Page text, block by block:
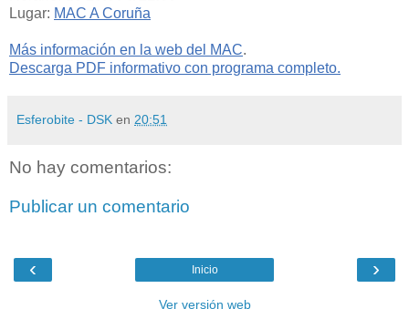
Lugar: MAC A Coruña
Más información en la web del MAC.
Descarga PDF informativo con programa completo.
Esferobite - DSK en 20:51
No hay comentarios:
Publicar un comentario
‹ ›
Inicio
Ver versión web